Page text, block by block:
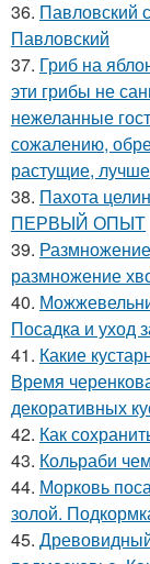
36. Павловский
Павловский
37. Гриб на
эти грибы не
нежеланные
сожалению,
растущие,
38. Пахота
ПЕРВЫЙ ОПЫТ
39.
размножение
40.
Посадка и уход
41. Какие
Время
декоративных
42. Как
43. Кольраби
44. Морковь
золой.
45.